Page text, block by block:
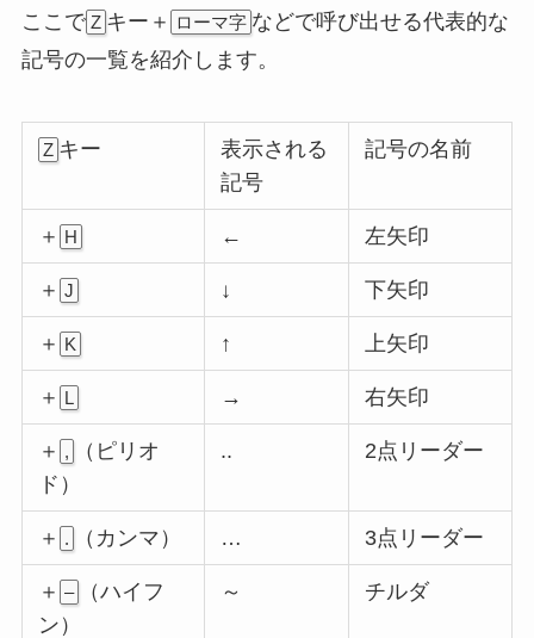
ここで Z キー＋ ローマ字 などで呼び出せる代表的な
記号の一覧を紹介します。
Z キー
表示される
記号
記号の名前
＋ H ← 左矢印
＋ J ↓ 下矢印
＋ K ↑ 上矢印
＋ L → 右矢印
＋ ,
（ピリオ
ド）
.. 2点リーダー
＋ . （カンマ） … 3点リーダー
＋ –
（ハイフ
ン）
～ チルダ